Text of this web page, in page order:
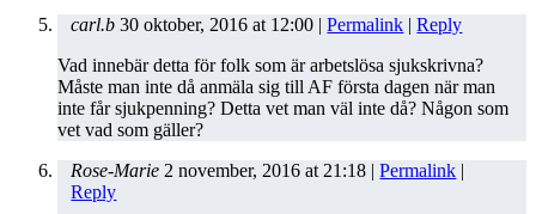
carl.b 30 oktober, 2016 at 12:00 |Permalink |Reply
Vad innebär detta för folk som är arbetslösa sjukskrivna?
Måste man inte då anmäla sig till AF första dagen när man
inte får sjukpenning? Detta vet man väl inte då? Någon som
vet vad som gäller?
Rose-Marie 2 november, 2016 at 21:18 |Permalink |
Reply